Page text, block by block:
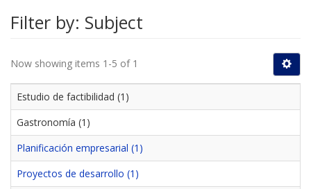
Filter by: Subject
Now showing items 1-5 of 1
Estudio de factibilidad (1)
Gastronomía (1)
Planificación empresarial (1)
Proyectos de desarrollo (1)